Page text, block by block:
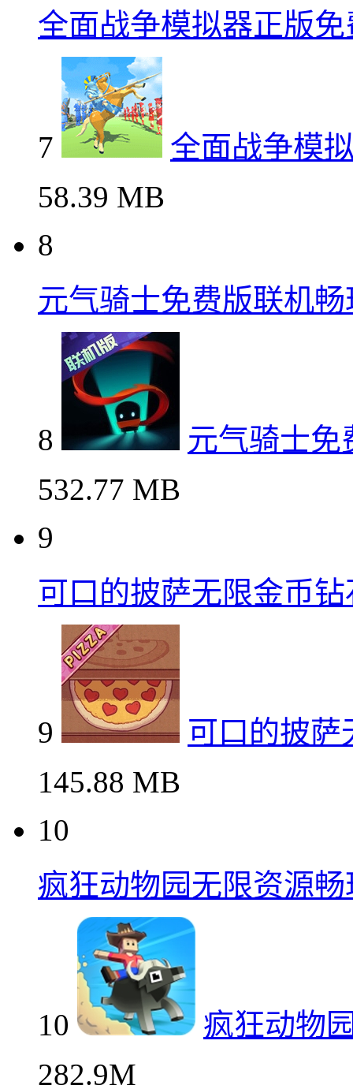
全面战争模拟器正版
7
全面战争模
58.39 MB
8
元气骑士免费版联机
8
元气骑士免
532.77 MB
9
可口的披萨无限金币
9
可口的披萨
145.88 MB
10
疯狂动物园无限资源畅
10
疯狂动物
282.9M